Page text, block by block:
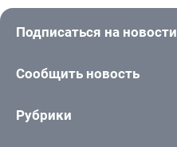
Подписаться на новости
Сообщить новость
Рубрики